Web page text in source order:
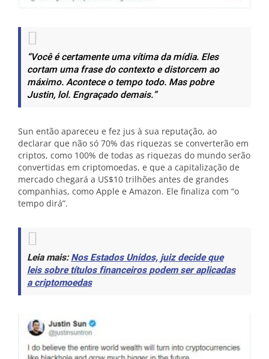
“Você é certamente uma vítima da mídia. Eles
cortam uma frase do contexto e distorcem ao
máximo. Acontece o tempo todo. Mas pobre
Justin, lol. Engraçado demais.”
Sun então apareceu e fez jus à sua reputação, ao
declarar que não só 70% das riquezas se converterão em
criptos, como 100% de todas as riquezas do mundo serão
convertidas em criptomoedas, e que a capitalização de
mercado chegará a US$10 trilhões antes de grandes
companhias, como Apple e Amazon. Ele finaliza com “o
tempo dirá”.
Leia mais:Nos Estados Unidos, juiz decide que
leis sobre títulos financeiros podem ser aplicadas
a criptomoedas